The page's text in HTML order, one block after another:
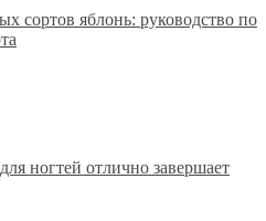
сортов яблонь: руководство по
ногтей отлично завершает